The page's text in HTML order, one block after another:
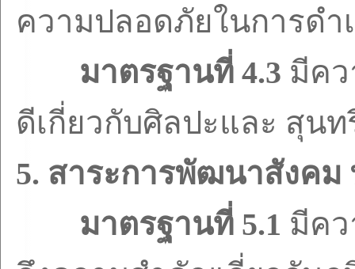
ความปลอดภัยในการดำ
มาตรฐานที่ 4.3 มีคว
ดีเกี่ยวกับศิลปะและ สุน
5. สาระการพัฒนาสังคม
มาตรฐานที่ 5.1 มีคว